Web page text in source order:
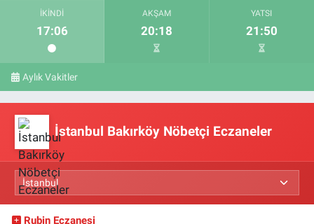
İKINDI
17:06
AKŞAM
20:18
YATSI
21:50
Aylık Vakitler
İstanbul Bakırköy Nöbetçi Eczaneler
Rubin Eczanesi